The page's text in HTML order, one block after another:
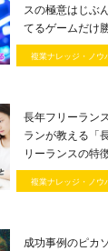
スの極意はじぶ
てるゲームだけ
複業ナレッジ・ノウ
長年フリーラン
ランが教える「
リーランスの特
複業ナレッジ・ノウ
成功事例のピカ